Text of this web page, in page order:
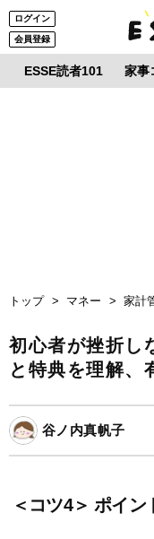
ログイン
会員登録
ESSE読者101 家事
トップ マネー 家計
初心者が挫折し
と特典を理解、
谷ノ内真帆子
＜コツ4＞ ポイ